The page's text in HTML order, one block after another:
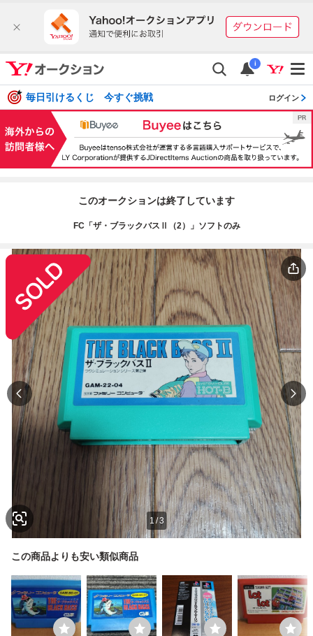
i
毎日引けるくじ 今すぐ挑戦 ログイン
このオークションは終了しています
FC「ザ・ブラックバスⅡ（2）」ソフトのみ
1/3
この商品よりも安い類似商品